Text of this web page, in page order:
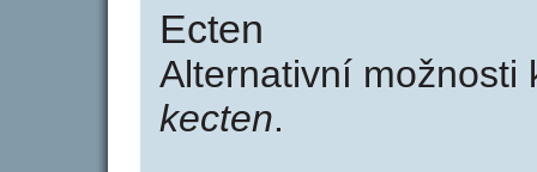
Ecten
Alternativní
kecten.